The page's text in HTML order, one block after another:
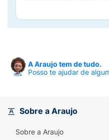
A Araujo tem de tudo.
Posso te ajudar de
Sobre a Araujo
Sobre a Araujo